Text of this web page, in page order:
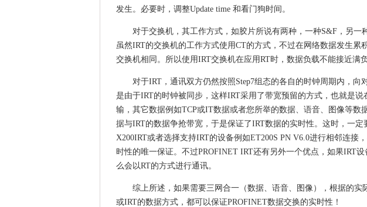
发生。必要时，调整Update time 和看门狗时间。
对于交换机，其工作方式，如胶片所说有两种，一种S&F，另一
虽然IRT的交换机的工作方式使用CT的方式，不过在网络数据发生累
交换机相同。所以使用IRT交换机在应用RT时，数据负载不能接近满负
对于IRT，通讯双方仍然按照Step7组态的各自的时钟周期内，
是由于IRT的时钟被同步，这样IRT采用了带宽预留的方式，也就是
输，其它数据例如TCP或IT数据或者您所举的数据、语音、图像等数
据与IRT的数据争抢带宽，于是保证了IRT数据的实时性。这时，一定
X200IRT或者选择支持IRT的设备例如ET200S PN V6.0进行相邻连接
时性的唯一保证。不过PROFINET IRT还有另外一个优点，如果IRT
么会以RT的方式进行通讯。
综上所述，如果需要三网合一（数据、语音、图像），根据的实
或IRT的数据方式，都可以保证PROFINET数据交换的实时性！